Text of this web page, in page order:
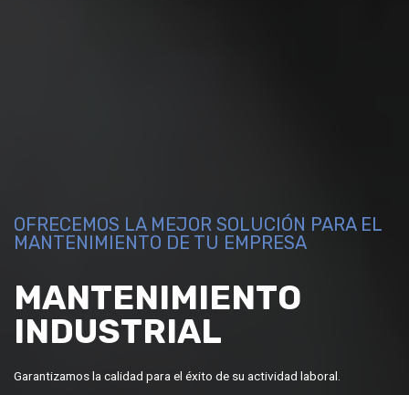
OFRECEMOS LA MEJOR SOLUCIÓN PARA EL
MANTENIMIENTO DE TU EMPRESA
MANTENIMIENTO
INDUSTRIAL
Garantizamos la calidad para el éxito de su actividad laboral.